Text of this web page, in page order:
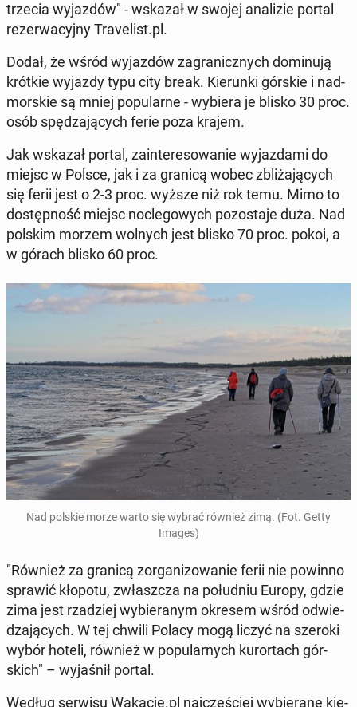
trzecia wy­jaz­dów" - wskazał w swojej ana­li­zie portal
re­zer­wa­cyj­ny Tra­ve­list.pl.
Dodał, że wśród wy­jaz­dów za­gra­nicz­nych do­mi­nu­ją
krótkie wyjazdy typu city break. Kie­run­ki górskie i nad­
mor­skie są mniej po­pu­lar­ne - wybiera je blisko 30 proc.
osób spę­dza­ją­cych ferie poza krajem.
Jak wskazał portal, za­in­te­re­so­wa­nie wy­jaz­da­mi do
miejsc w Polsce, jak i za granicą wobec zbli­ża­ją­cych
się ferii jest o 2-3 proc. wyższe niż rok temu. Mimo to
do­stęp­ność miejsc noc­le­go­wych po­zo­sta­je duża. Nad
polskim morzem wolnych jest blisko 70 proc. pokoi, a
w górach blisko 60 proc.
Nad polskie morze warto się wybrać również zimą. (Fot. Getty
Images)
"Również za granicą zor­ga­ni­zo­wa­nie ferii nie powinno
sprawić kłopotu, zwłasz­cza na po­łu­dniu Europy, gdzie
zima jest rza­dziej wy­bie­ra­nym okresem wśród od­wie­
dza­ją­cych. W tej chwili Polacy mogą liczyć na szeroki
wybór hoteli, również w po­pu­lar­nych ku­ror­tach gór­
skich" – wy­ja­śnił portal.
Według serwisu Wakacje.pl naj­czę­ściej wy­bie­ra­ne kie­